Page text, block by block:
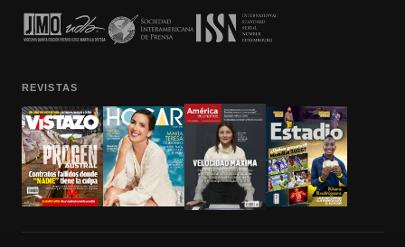
REVISTAS